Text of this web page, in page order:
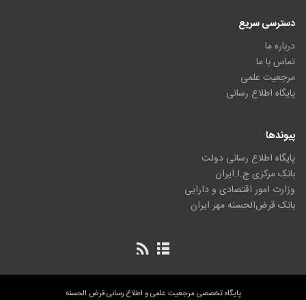
دسترسی سریع
درباره ما
تماس با ما
مرجعیت علمی
پایگاه اطلاع رسانی
پیوندها
پایگاه اطلاع رسانی دولت
بانک مرکزی ج.ا.ایران
وزارت امور اقتصادی و دارایی
بانک قرض‌الحسنه مهر ایران
پایگاه تخصصی مرجعیت علمی و اطلاع رسانی قرض الحسنه